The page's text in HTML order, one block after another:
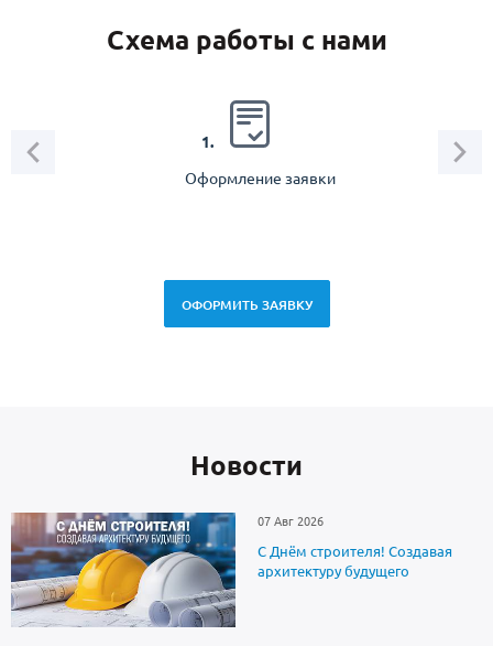
Схема работы с нами
1.
Оформление заявки
ОФОРМИТЬ ЗАЯВКУ
Новоcти
07 Авг 2026
С Днём строителя! Создавая
архитектуру будущего